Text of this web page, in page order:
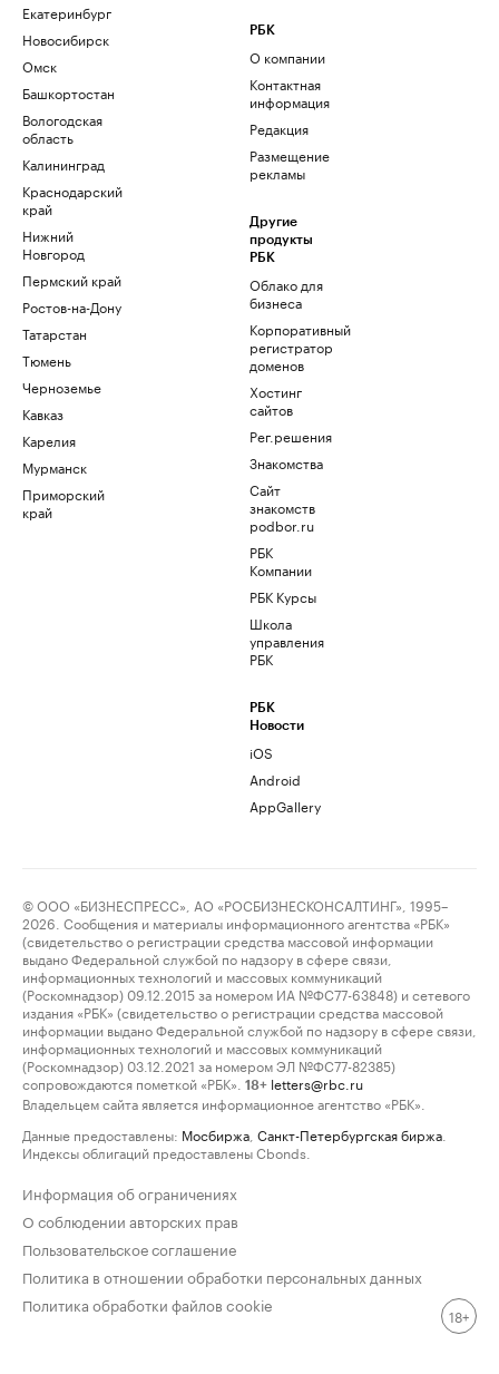
Екатеринбург
Новосибирск
Омск
Башкортостан
Вологодская
область
Калининград
Краснодарский
край
Нижний
Новгород
Пермский край
Ростов-на-Дону
Татарстан
Тюмень
Черноземье
Кавказ
Карелия
Мурманск
Приморский
край
РБК
О компании
Контактная
информация
Редакция
Размещение
рекламы
Другие
продукты
РБК
Облако для
бизнеса
Корпоративный
регистратор
доменов
Хостинг
сайтов
Рег.решения
Знакомства
Сайт
знакомств
podbor.ru
РБК
Компании
РБК Курсы
Школа
управления
РБК
РБК
Новости
iOS
Android
AppGallery
© ООО «БИЗНЕСПРЕСС», АО «РОСБИЗНЕСКОНСАЛТИНГ», 1995–
2026. Сообщения и материалы информационного агентства «РБК»
(свидетельство о регистрации средства массовой информации
выдано Федеральной службой по надзору в сфере связи,
информационных технологий и массовых коммуникаций
(Роскомнадзор) 09.12.2015 за номером ИА №ФС77-63848) и сетевого
издания «РБК» (свидетельство о регистрации средства массовой
информации выдано Федеральной службой по надзору в сфере связи,
информационных технологий и массовых коммуникаций
(Роскомнадзор) 03.12.2021 за номером ЭЛ №ФС77-82385)
сопровождаются пометкой «РБК».
18+ letters@rbc.ru
Владельцем сайта является информационное агентство «РБК».
Данные предоставлены: Мосбиржа Санкт-Петербургская биржа
Индексы облигаций предоставлены Cbonds.
Информация об ограничениях
О соблюдении авторских прав
Пользовательское соглашение
Политика в отношении обработки персональных данных
Политика обработки файлов cookie
18+